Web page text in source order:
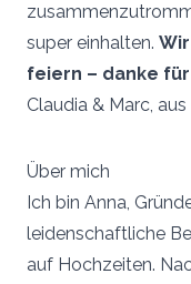
super einhalten.
feiern – danke
Claudia & Marc,
Über mich
Ich bin Anna,
leidenschaftliche
auf Hochzeiten.